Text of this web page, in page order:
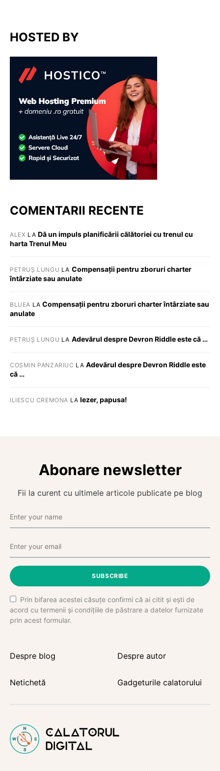
HOSTED BY
COMENTARII RECENTE
ALEX LA Dă un impuls planificării călătoriei cu trenul cu
harta Trenul Meu
PETRUȘ LUNGU LA Compensații pentru zboruri charter
întârziate sau anulate
BLUEA LACompensații pentru zboruri charter întârziate sau
anulate
PETRUȘ LUNGU LA Adevărul despre Devron Riddle este că …
COSMIN PANZARIUC LA Adevărul despre Devron Riddle este
că …
ILIESCU CREMONA LAIezer, papusa!
Abonare newsletter
Fii la curent cu ultimele articole publicate pe blog
SUBSCRIBE
Prin bifarea acestei căsuțe confirmi că ai citit și ești de
acord cu termenii și condițiile de păstrare a datelor furnizate
prin acest formular.
Despre blog Despre autor
Netichetă Gadgeturile calatorului